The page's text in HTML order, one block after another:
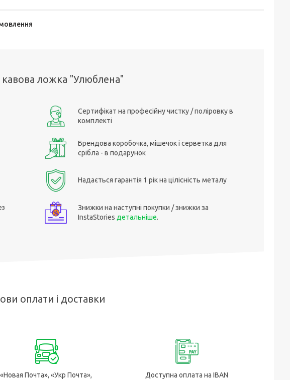
кавова ложка "Улюблена"
Сертифікат на професійну чистку / поліровку в
комплекті
Брендова коробочка, мішечок і серветка для
срібла - в подарунок
Надається гарантія 1 рік на цілісність металу
Знижки на наступні покупки / знижки за
InstaStories детальніше.
оплати і доставки
«Новая Почта», «Укр Почта»,
Доступна оплата на IBAN